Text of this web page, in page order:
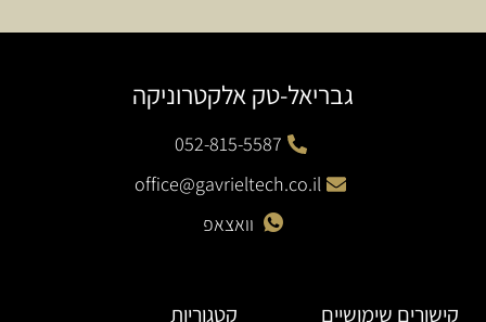
גבריאל-טק אלקטרוניקה
052-815-5587
office@gavrieltech.co.il
וואצאפ
קישורים שימושיים קטגוריות